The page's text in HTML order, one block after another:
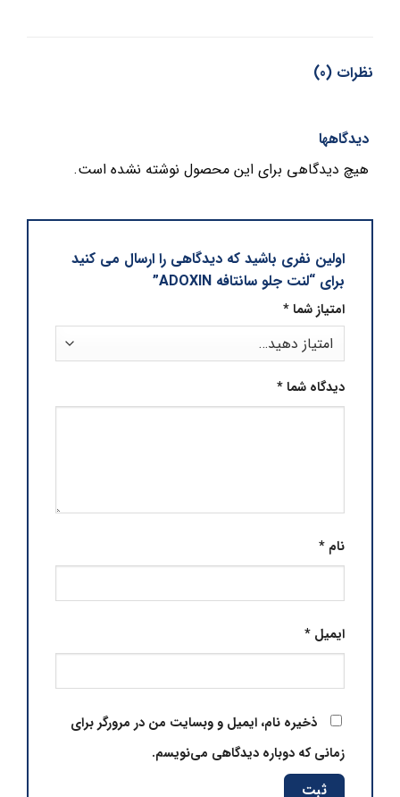
نظرات (0)
دیدگاهها
هیچ دیدگاهی برای این محصول نوشته نشده است.
اولین نفری باشید که دیدگاهی را ارسال می کنید
برای “لنت جلو سانتافه ADOXIN”
امتیاز شما*
دیدگاه شما*
نام*
ایمیل*
ذخیره نام، ایمیل و وبسایت من در مرورگر برای
زمانی که دوباره دیدگاهی می‌نویسم.